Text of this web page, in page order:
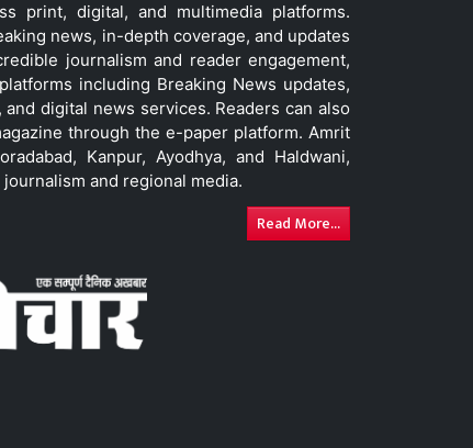
print, digital, and multimedia platforms.
news, in-depth coverage, and updates
journalism and reader engagement,
including Breaking News updates,
digital news services. Readers can also
through the e-paper platform. Amrit
Kanpur, Ayodhya, and Haldwani,
and regional media.
Read More...